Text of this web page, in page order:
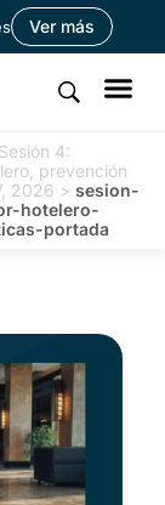
Ver más
Sesión 4:
prevención
2026 > sesion-
hotelero-
portada